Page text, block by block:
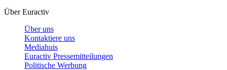
Über Euractiv
Über uns
Kontaktiere uns
Mediahuis
Euractiv Pressemitteilungen
Politische Werbung